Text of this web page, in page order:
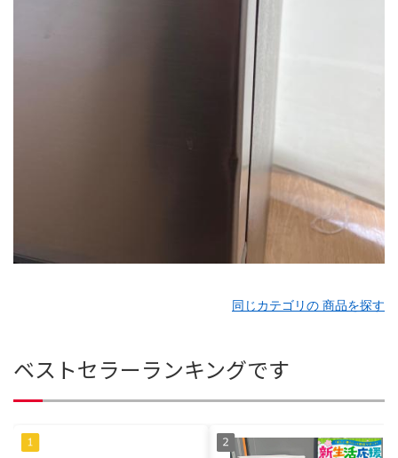
同じカテゴリの 商品を探す
ベストセラーランキングです